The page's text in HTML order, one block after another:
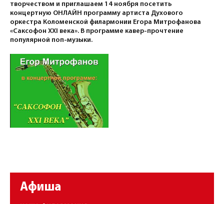
творчеством и приглашаем 14 ноября посетить
концертную ОНЛАЙН программу артиста Духового
оркестра Коломенской филармонии Егора Митрофанова
«Саксофон XXI века». В программе кавер-прочтение
популярной поп-музыки.
Афиша